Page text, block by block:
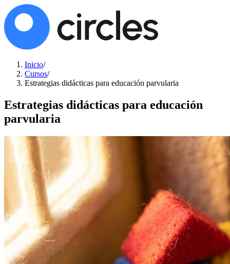
Inicio/
Cursos/
Estrategias didácticas para educación parvularia
Estrategias didácticas para educación
parvularia